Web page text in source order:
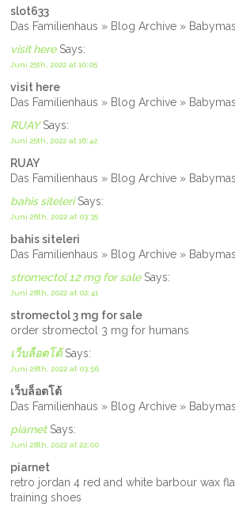
slot633
Das Familienhaus » Blog Archive »
visit hereSays:
Juni 25th, 2022 at 10:05
visit here
Das Familienhaus » Blog Archive »
RUAYSays:
Juni 25th, 2022 at 16:42
RUAY
Das Familienhaus » Blog Archive »
bahis siteleriSays:
Juni 26th, 2022 at 03:35
bahis siteleri
Das Familienhaus » Blog Archive »
stromectol 12 mg for saleSays:
Juni 28th, 2022 at 02:41
stromectol 3 mg for sale
order stromectol 3 mg for humans
เว็บล็อตโต้Says:
Juni 28th, 2022 at 03:56
เว็บล็อตโต้
Das Familienhaus » Blog Archive »
piarnetSays:
Juni 28th, 2022 at 22:00
piarnet
retro jordan 4 red and white barbour wax
training shoes